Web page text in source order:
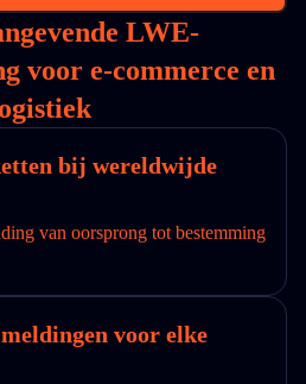
LWE-
voor e-commerce en
bij wereldwijde
van oorsprong tot bestemming
voor elke